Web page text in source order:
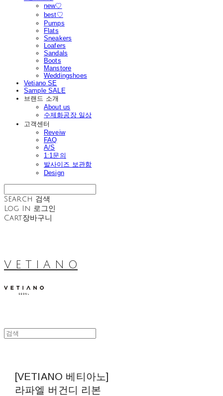
new♡
best♡
Pumps
Flats
Sneakers
Loafers
Sandals
Boots
Manstore
Weddingshoes
Vetiano SE
Sample SALE
브랜드 소개
About us
수제화공장 일상
고객센터
Reveiw
FAQ
A/S
1:1문의
발사이즈 보관함
Design
Search 검색
Log In 로그인
Cart장바구니
V E T I A N O
[VETIANO 베티아노]
라파엘 버건디 리본